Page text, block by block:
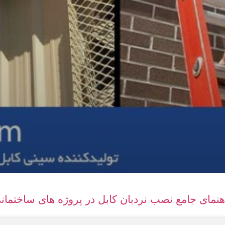
جامع نصب نردبان کابل در پروژه های